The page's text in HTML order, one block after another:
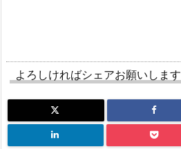
よろしければシェアお願いします